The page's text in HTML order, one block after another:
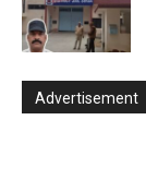
Advertisement